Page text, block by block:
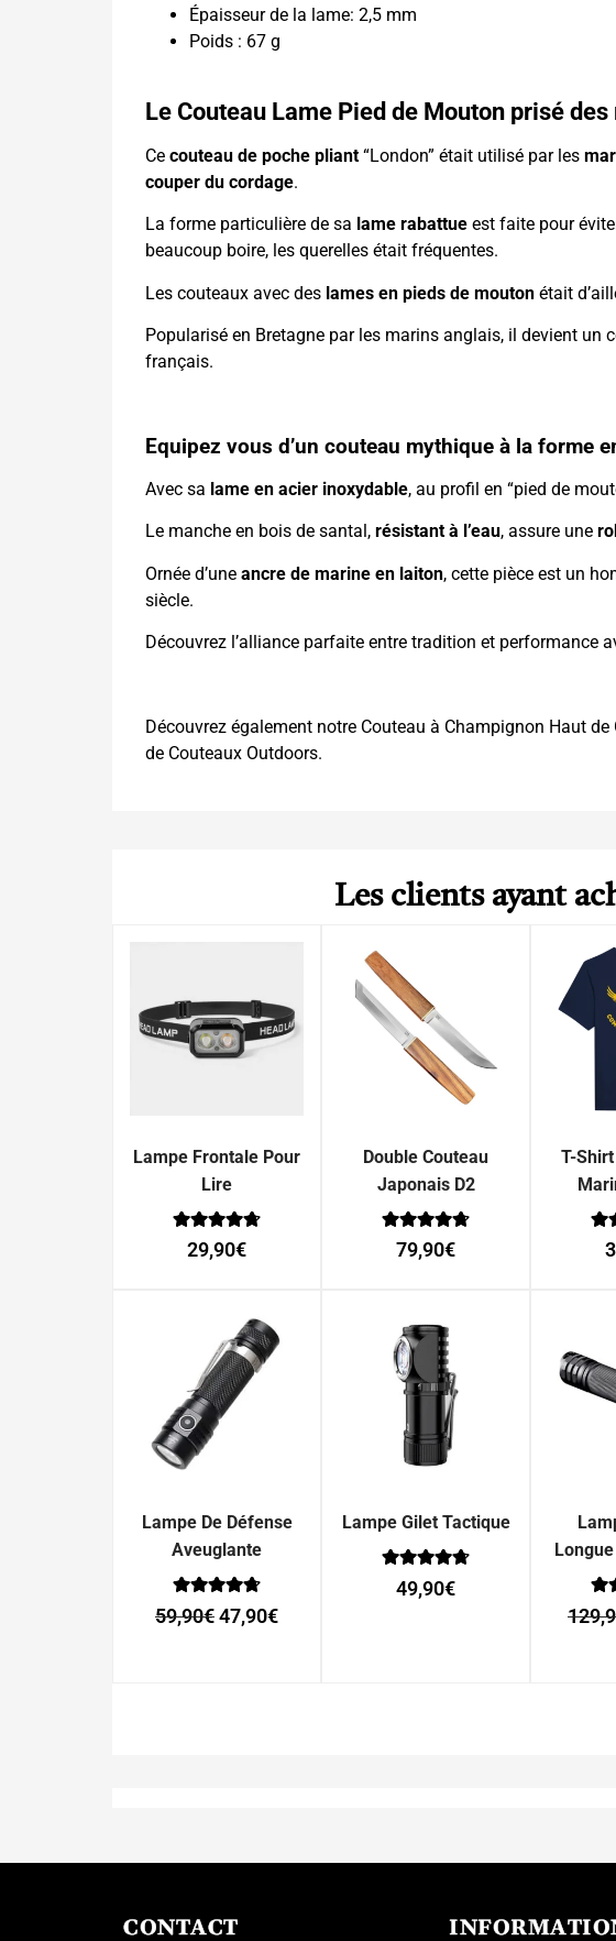
Épaisseur de la lame: 2,5 mm
Poids : 67 g
Le Couteau Lame Pied de Mouton prisé
Ce couteau de poche pliant “London” était utilisé par les
couper du cordage.
La forme particulière de sa lame rabattue est faite pour
beaucoup boire, les querelles était fréquentes.
Les couteaux avec des lames en pieds de mouton était
Popularisé en Bretagne par les marins anglais, il devient un
français.
Equipez vous d’un couteau mythique à la forme
Avec sa lame en acier inoxydable, au profil en “pied de
Le manche en bois de santal, résistant à l’eau, assure une
Ornée d’une ancre de marine en laiton, cette pièce est un
siècle.
Découvrez l’alliance parfaite entre tradition et performance
Découvrez également notre Couteau à Champignon Haut de
de Couteaux Outdoors.
Les clients ayant
Lampe Frontale Pour
Lire
Note
0
29,90€
Double Couteau
Japonais D2
Note
0
79,90€
T-
Lampe De Défense
Aveuglante
Note
0
59,90€47,90€
Lampe Gilet Tactique
Note
0
49,90€
CONTACT